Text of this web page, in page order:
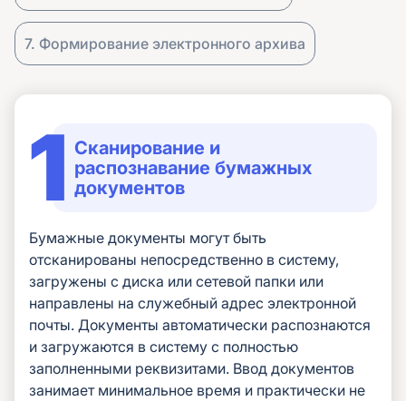
7. Формирование электронного архива
Сканирование и
распознавание бумажных
документов
Бумажные документы могут быть
отсканированы непосредственно в систему,
загружены с диска или сетевой папки или
направлены на служебный адрес электронной
почты. Документы автоматически распознаются
и загружаются в систему с полностью
заполненными реквизитами. Ввод документов
занимает минимальное время и практически не